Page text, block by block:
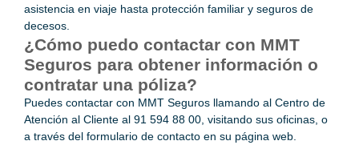
asistencia en viaje hasta protección familiar y seguros de
decesos.
¿Cómo puedo contactar con MMT
Seguros para obtener información o
contratar una póliza?
Puedes contactar con MMT Seguros llamando al Centro de
Atención al Cliente al 91 594 88 00, visitando sus oficinas, o
a través del formulario de contacto en su página web.